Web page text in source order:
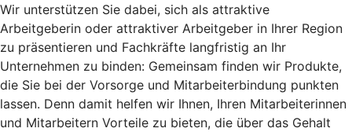
Wir unterstützen Sie dabei, sich als attraktive
Arbeitgeberin oder attraktiver Arbeitgeber in Ihrer Region
zu präsentieren und Fachkräfte langfristig an Ihr
Unternehmen zu binden: Gemeinsam finden wir Produkte,
die Sie bei der Vorsorge und Mitarbeiterbindung punkten
lassen. Denn damit helfen wir Ihnen, Ihren Mitarbeiterinnen
und Mitarbeitern Vorteile zu bieten, die über das Gehalt